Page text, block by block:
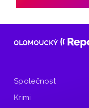
Společnost
Krimi